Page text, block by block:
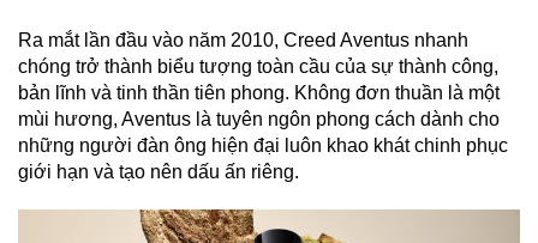
Ra mắt lần đầu vào năm 2010, Creed Aventus nhanh
chóng trở thành biểu tượng toàn cầu của sự thành công,
bản lĩnh và tinh thần tiên phong. Không đơn thuần là một
mùi hương, Aventus là tuyên ngôn phong cách dành cho
những người đàn ông hiện đại luôn khao khát chinh phục
giới hạn và tạo nên dấu ấn riêng.